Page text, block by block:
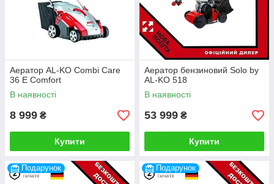
Аератор AL-KO Combi Care
36 E Comfort
В наявності
8 999 ₴
Купити
Аератор бензиновий Solo by
AL-KO 518
В наявності
53 999 ₴
Купити
Подарунок Подарунок